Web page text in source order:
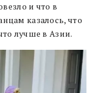
и что в
казалось, что
лучше в Азии.